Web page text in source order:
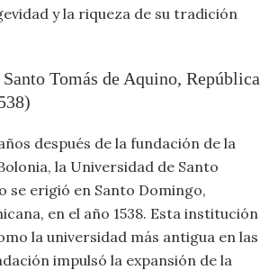
y la riqueza de su tradición
Tomás de Aquino, República
después de la fundación de la
la Universidad de Santo
se erigió en Santo Domingo,
en el año 1538. Esta institución
la universidad más antigua en las
impulsó la expansión de la